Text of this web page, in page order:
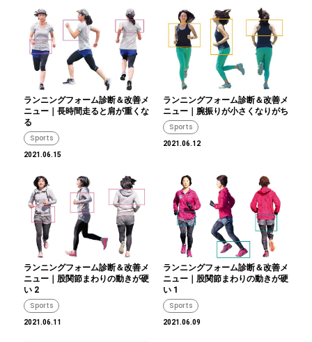
ランニングフォーム診断＆改善メ
ニュー｜長時間走ると肩が重くな
る
Sports
2021.06.15
ランニングフォーム診断＆改善メ
ニュー｜腕振りが小さくなりがち
Sports
2021.06.12
ランニングフォーム診断＆改善メ
ニュー｜股関節まわりの動きが硬
い 2
Sports
2021.06.11
ランニングフォーム診断＆改善メ
ニュー｜股関節まわりの動きが硬
い 1
Sports
2021.06.09